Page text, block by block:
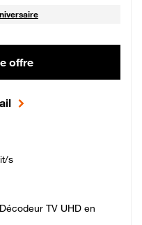
offre
s
TV UHD en